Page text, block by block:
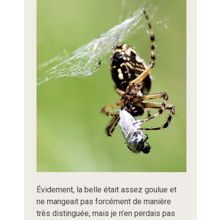
Évidement, la belle était assez goulue et
ne mangeait pas forcément de manière
très distinguée, mais je n’en perdais pas